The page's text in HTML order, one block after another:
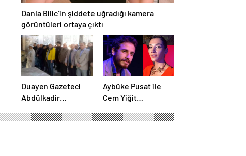
Danla Bilic’in şiddete uğradığı kamera
görüntüleri ortaya çıktı
Duayen Gazeteci
Abdülkadir
Emet’te Toprağa
Aybüke Pusat ile
Cem Yiğit
takipçi sayısı arttı